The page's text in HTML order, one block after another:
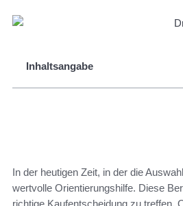
Inhaltsangabe
In der heutigen Zeit, in der die
wertvolle Orientierungshilfe. Diese
richtige Kaufentscheidung zu treffen.